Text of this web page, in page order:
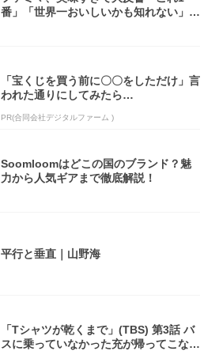
番」「世界一おいしいかも知れない」
「宝くじを買う前に〇〇をしただけ」言
われた通りにしてみたら…
PR(合同会社デジタルファーム )
Soomloomはどこの国のブランド？魅
力から人気ギアまで徹底解説！
平行と垂直｜山野海
「Tシャツが乾くまで」(TBS) 第3話 バ
スに乗っていなかった充が帰ってこな